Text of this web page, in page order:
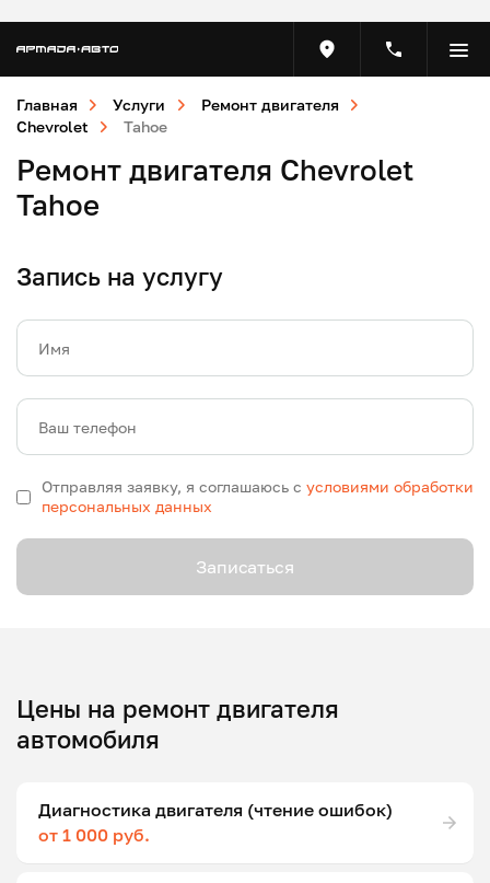
Главная Услуги
Ремонт двигателя
Chevrolet
Tahoe
Ремонт двигателя Chevrolet
Tahoe
Запись на услугу
Имя
Ваш телефон
Отправляя заявку, я соглашаюсь с условиями обработки
персональных данных
Записаться
Цены на ремонт двигателя
автомобиля
Диагностика двигателя (чтение ошибок)
от 1 000 руб.